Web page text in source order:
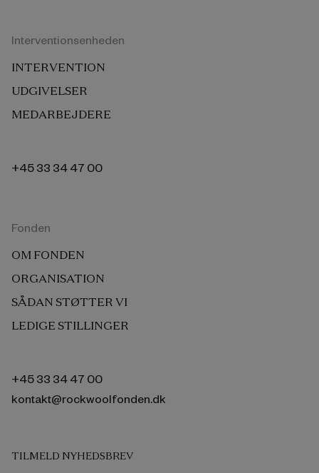
Interventionsenheden
INTERVENTION
UDGIVELSER
MEDARBEJDERE
+45 33 34 47 00
Fonden
OM FONDEN
ORGANISATION
SÅDAN STØTTER VI
LEDIGE STILLINGER
+45 33 34 47 00
kontakt@rockwoolfonden.dk
TILMELD NYHEDSBREV